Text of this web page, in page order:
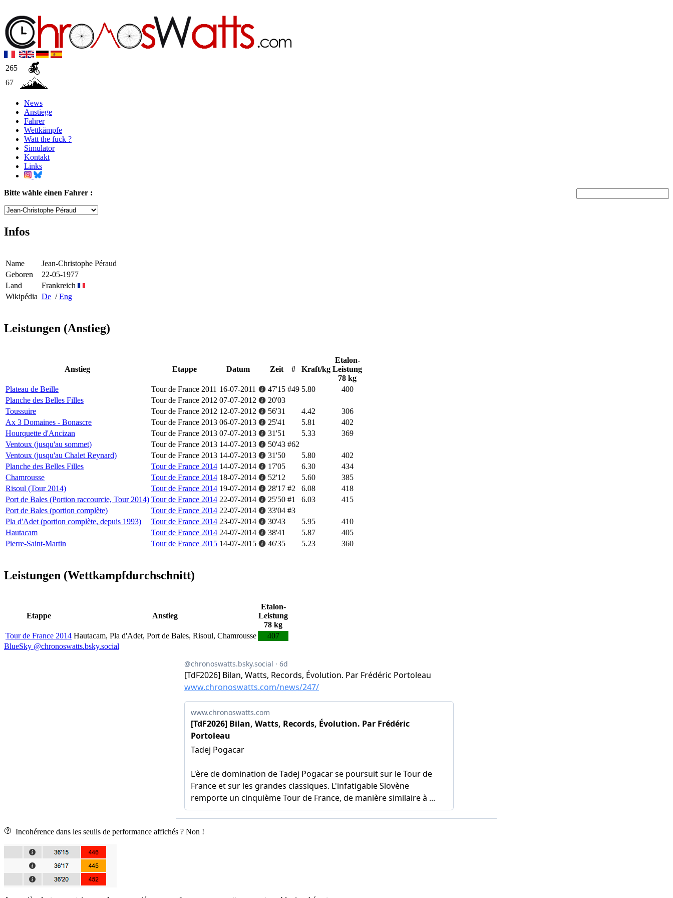
265
67
News
Anstiege
Fahrer
Wettkämpfe
Watt the fuck ?
Simulator
Kontakt
Links
Bitte wähle einen Fahrer :
Infos
Name
Jean-Christophe Péraud
Geboren
22-05-1977
Land
Frankreich
Wikipédia De /Eng
Leistungen (Anstieg)
Anstieg Etappe Datum Zeit # Kraft/kg
Etalon-
Leistung
78 kg
Plateau de Beille
Tour de France 2011 16-07-2011 47'15 #49 5.80
400
Planche des Belles Filles
Tour de France 2012 07-07-2012
20'03
Toussuire
Tour de France 2012 12-07-2012 56'31 4.42
306
Ax 3 Domaines - Bonascre
Tour de France 2013 06-07-2013 25'41 5.81
402
Hourquette d'Ancizan
Tour de France 2013 07-07-2013 31'51 5.33
369
Ventoux (jusqu'au sommet)
Tour de France 2013 14-07-2013 50'43 #62
Ventoux (jusqu'au Chalet Reynard)
Tour de France 2013 14-07-2013 31'50 5.80
402
Planche des Belles Filles
Tour de France 2014 14-07-2014 17'05 6.30
434
Chamrousse
Tour de France 2014 18-07-2014 52'12 5.60
385
Risoul (Tour 2014)
Tour de France 2014 19-07-2014 28'17 #2 6.08
418
Port de Bales (Portion raccourcie, Tour 2014) Tour de France 2014 22-07-2014 25'50 #1 6.03
415
Port de Bales (portion complète)
Tour de France 2014 22-07-2014 33'04 #3
Pla d'Adet (portion complète, depuis 1993)
Tour de France 2014 23-07-2014 30'43 5.95
410
Hautacam
Tour de France 2014 24-07-2014 38'41 5.87
405
Pierre-Saint-Martin
Tour de France 2015 14-07-2015 46'35 5.23 360
Leistungen (Wettkampfdurchschnitt)
Etappe Anstieg
Etalon-
Leistung
78 kg
Tour de France 2014 Hautacam, Pla d'Adet, Port de Bales, Risoul, Chamrousse
407
BlueSky @chronoswatts.bsky.social
Incohérence dans les seuils de performance affichés ? Non !